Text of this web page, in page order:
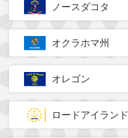
ノースダコタ
オクラホマ州
オレゴン
ロードアイランド